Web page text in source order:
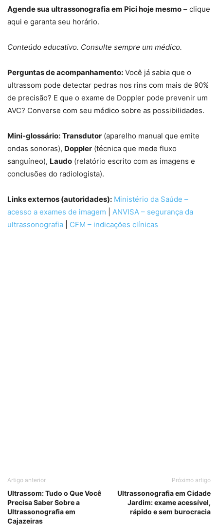
Agende sua ultrassonografia em Pici hoje mesmo – clique
aqui e garanta seu horário.
Conteúdo educativo. Consulte sempre um médico.
Perguntas de acompanhamento: Você já sabia que o
ultrassom pode detectar pedras nos rins com mais de 90%
de precisão? E que o exame de Doppler pode prevenir um
AVC? Converse com seu médico sobre as possibilidades.
Mini‑glossário: Transdutor (aparelho manual que emite
ondas sonoras), Doppler (técnica que mede fluxo
sanguíneo), Laudo (relatório escrito com as imagens e
conclusões do radiologista).
Links externos (autoridades): Ministério da Saúde –
acesso a exames de imagem
ANVISA – segurança da
ultrassonografia
CFM – indicações clínicas
Artigo anterior
Ultrassom: Tudo o Que Você
Precisa Saber Sobre a
Ultrassonografia em
Cajazeiras
Próximo artigo
Ultrassonografia em Cidade
Jardim: exame acessível,
rápido e sem burocracia